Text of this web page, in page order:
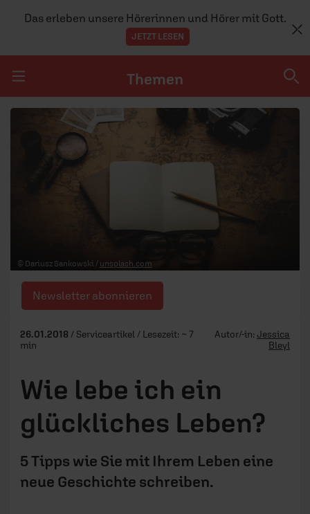
Das erleben unsere Hörerinnen und Hörer mit Gott.
JETZT LESEN
Navigation überspringen
Themen
Themen
DOSSIERS
TEAM
© Dariusz Sankowski / unsplash.com
Newsletter abonnieren
26.01.2018 / Serviceartikel / Lesezeit: ~ 7
min
Autor/-in: Jessica
Bleyl
Wie lebe ich ein
glückliches Leben?
5 Tipps wie Sie mit Ihrem Leben eine
neue Geschichte schreiben.